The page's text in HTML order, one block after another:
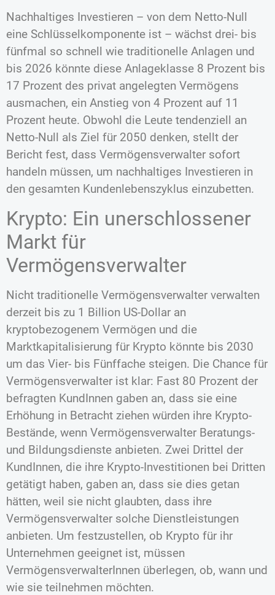
Nachhaltiges Investieren – von dem Netto-Null
eine Schlüsselkomponente ist – wächst drei- bis
fünfmal so schnell wie traditionelle Anlagen und
bis 2026 könnte diese Anlageklasse 8 Prozent bis
17 Prozent des privat angelegten Vermögens
ausmachen, ein Anstieg von 4 Prozent auf 11
Prozent heute. Obwohl die Leute tendenziell an
Netto-Null als Ziel für 2050 denken, stellt der
Bericht fest, dass Vermögensverwalter sofort
handeln müssen, um nachhaltiges Investieren in
den gesamten Kundenlebenszyklus einzubetten.
Krypto: Ein unerschlossener
Markt für
Vermögensverwalter
Nicht traditionelle Vermögensverwalter verwalten
derzeit bis zu 1 Billion US-Dollar an
kryptobezogenem Vermögen und die
Marktkapitalisierung für Krypto könnte bis 2030
um das Vier- bis Fünffache steigen. Die Chance für
Vermögensverwalter ist klar: Fast 80 Prozent der
befragten KundInnen gaben an, dass sie eine
Erhöhung in Betracht ziehen würden ihre Krypto-
Bestände, wenn Vermögensverwalter Beratungs-
und Bildungsdienste anbieten. Zwei Drittel der
KundInnen, die ihre Krypto-Investitionen bei Dritten
getätigt haben, gaben an, dass sie dies getan
hätten, weil sie nicht glaubten, dass ihre
Vermögensverwalter solche Dienstleistungen
anbieten. Um festzustellen, ob Krypto für ihr
Unternehmen geeignet ist, müssen
VermögensverwalterInnen überlegen, ob, wann und
wie sie teilnehmen möchten.